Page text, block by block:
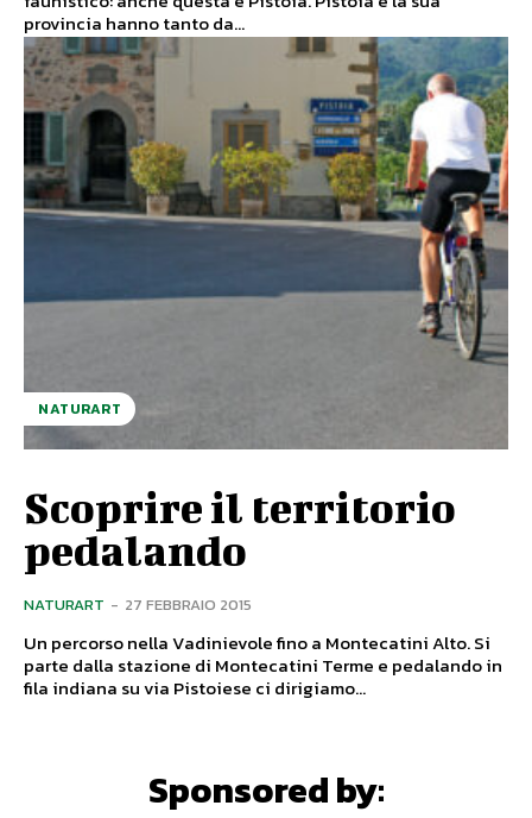
provincia hanno tanto da...
NATURART
Scoprire il territorio
pedalando
NATURART - 27 FEBBRAIO 2015
Un percorso nella Vadinievole fino a Montecatini Alto. Si
parte dalla stazione di Montecatini Terme e pedalando in
fila indiana su via Pistoiese ci dirigiamo...
Sponsored by: